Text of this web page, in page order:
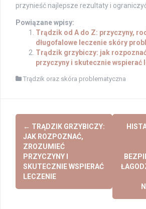
przynieść najlepsze rezultaty i
Powiązane wpisy:
Trądzik od A do Z: przyczyny,
długofalowe leczenie skóry
Trądzik grzybiczy: jak
przyczyny i skutecznie wspierać
Trądzik oraz skóra problematyczna
Post
navigation
← TRĄDZIK GRZYBICZY:
JAK ROZPOZNAĆ,
ZROZUMIEĆ
PRZYCZYNY I
SKUTECZNIE WSPIERAĆ
LECZENIE